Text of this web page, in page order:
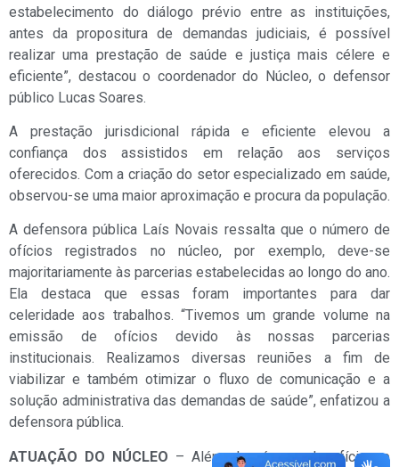
estabelecimento do diálogo prévio entre as instituições,
antes da propositura de demandas judiciais, é possível
realizar uma prestação de saúde e justiça mais célere e
eficiente”, destacou o coordenador do Núcleo, o defensor
público Lucas Soares.
A prestação jurisdicional rápida e eficiente elevou a
confiança dos assistidos em relação aos serviços
oferecidos. Com a criação do setor especializado em saúde,
observou-se uma maior aproximação e procura da população.
A defensora pública Laís Novais ressalta que o número de
ofícios registrados no núcleo, por exemplo, deve-se
majoritariamente às parcerias estabelecidas ao longo do ano.
Ela destaca que essas foram importantes para dar
celeridade aos trabalhos. “Tivemos um grande volume na
emissão de ofícios devido às nossas parcerias
institucionais. Realizamos diversas reuniões a fim de
viabilizar e também otimizar o fluxo de comunicação e a
solução administrativa das demandas de saúde”, enfatizou a
defensora pública.
ATUAÇÃO DO NÚCLEO – Além do número de ofícios e